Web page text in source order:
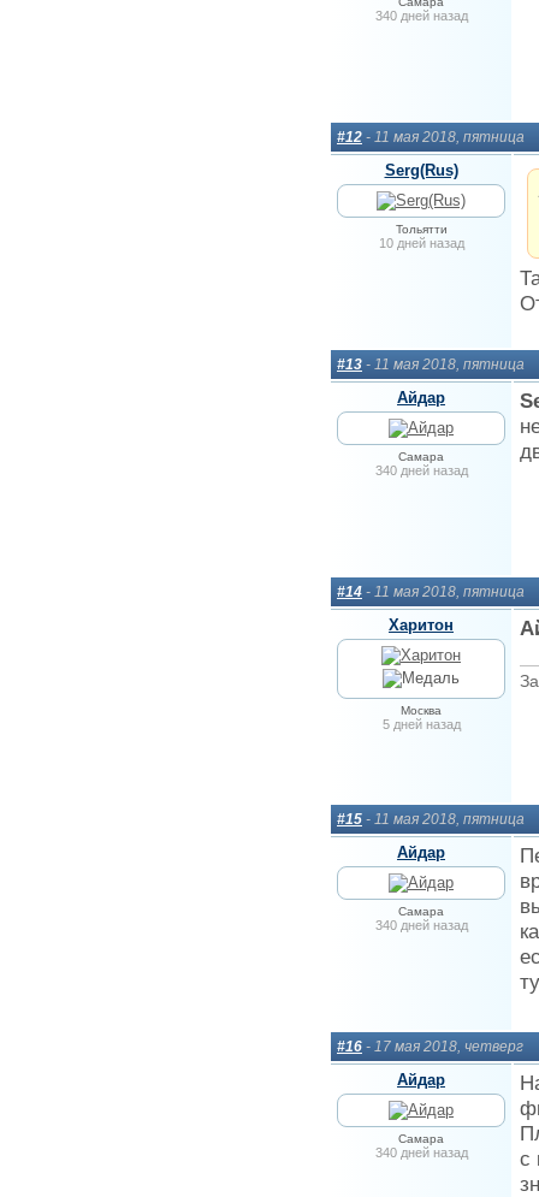
340 дней назад
#12 - 11 мая 2018, пятница
Serg(Rus)
Тольятти
10 дней назад
#13 - 11 мая 2018, пятница
Айдар
Самара
340 дней назад
#14 - 11 мая 2018, пятница
Харитон
Москва
5 дней назад
#15 - 11 мая 2018, пятница
Айдар
Самара
340 дней назад
#16 - 17 мая 2018, четверг
Айдар
Самара
340 дней назад
с